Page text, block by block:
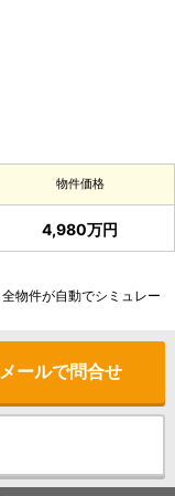
物件価格
4,980万円
物件が自動でシミュレー
メールで問合せ